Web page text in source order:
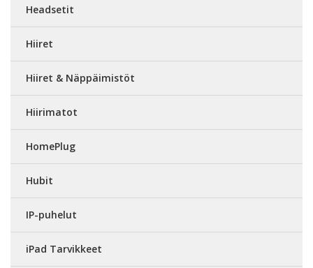
Headsetit
Hiiret
Hiiret & Näppäimistöt
Hiirimatot
HomePlug
Hubit
IP-puhelut
iPad Tarvikkeet